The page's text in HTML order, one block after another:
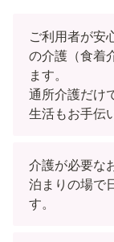
ご利用者が安
の介護（食着
ます。
通所介護だけ
生活もお手伝
介護が必要な
泊まりの場で
す。